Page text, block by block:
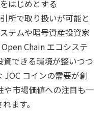
はじめとする
所で取り扱いが可能と
テムや暗号資産投資家
Chain エコシステ
できる環境が整いつつ
JOC コインの需要が創
や市場価値への注目も一
ます。